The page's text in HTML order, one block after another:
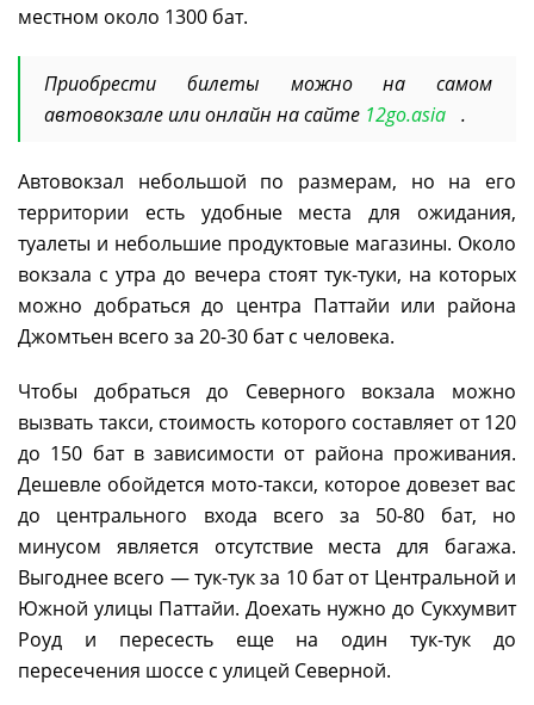
местном около 1300 бат.
Приобрести билеты можно на самом
автовокзале или онлайн на сайте 12go.asia .
Автовокзал небольшой по размерам, но на его
территории есть удобные места для ожидания,
туалеты и небольшие продуктовые магазины. Около
вокзала с утра до вечера стоят тук-туки, на которых
можно добраться до центра Паттайи или района
Джомтьен всего за 20-30 бат с человека.
Чтобы добраться до Северного вокзала можно
вызвать такси, стоимость которого составляет от 120
до 150 бат в зависимости от района проживания.
Дешевле обойдется мото-такси, которое довезет вас
до центрального входа всего за 50-80 бат, но
минусом является отсутствие места для багажа.
Выгоднее всего — тук-тук за 10 бат от Центральной и
Южной улицы Паттайи. Доехать нужно до Сукхумвит
Роуд и пересесть еще на один тук-тук до
пересечения шоссе с улицей Северной.